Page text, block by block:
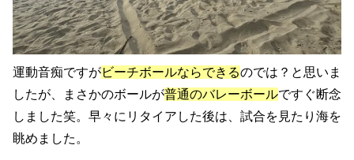
運動音痴ですがビーチボールならできるのでは？と思いま
したが、まさかのボールが普通のバレーボールですぐ断念
しました笑。早々にリタイアした後は、試合を見たり海を
眺めました。